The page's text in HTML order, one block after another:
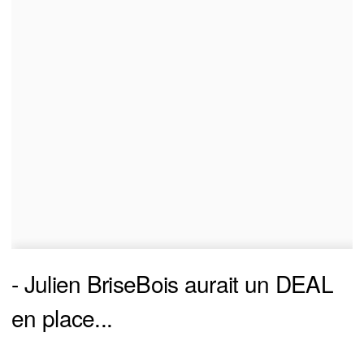
- Julien BriseBois aurait un DEAL
en place...